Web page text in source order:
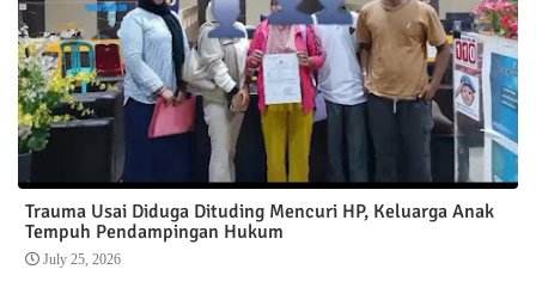
Trauma Usai Diduga Dituding Mencuri HP, Keluarga Anak
Tempuh Pendampingan Hukum
July 25, 2026